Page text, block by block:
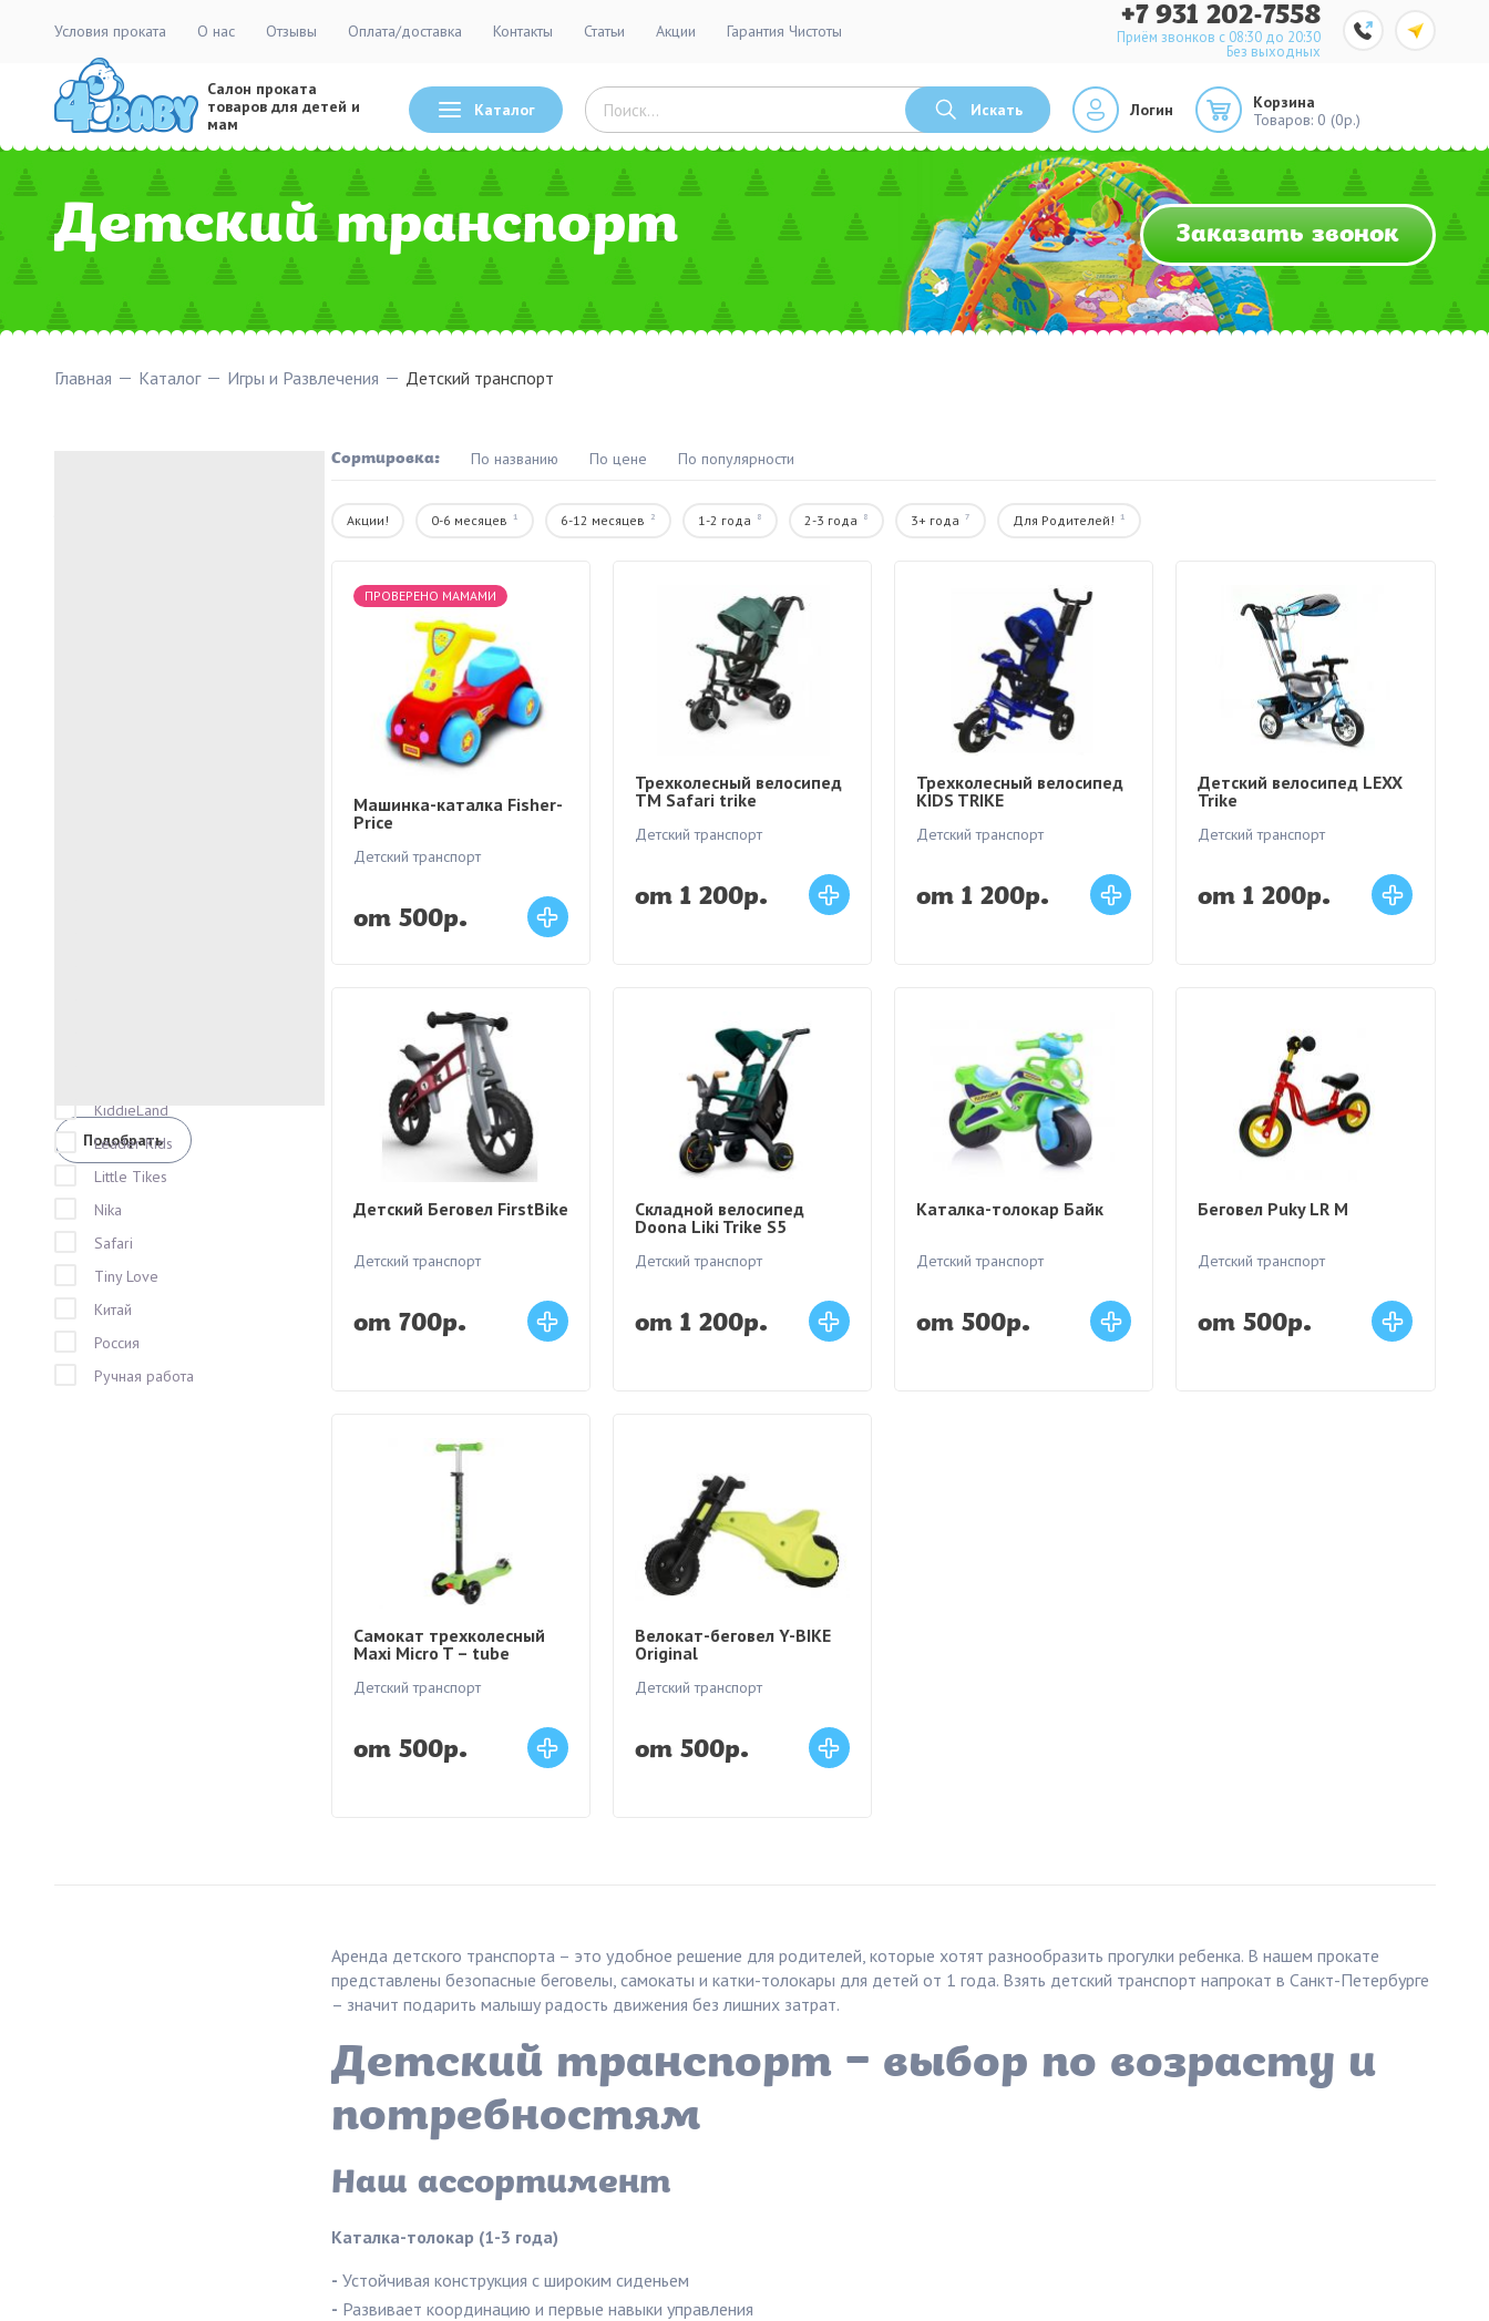
Условия проката О нас Отзывы Оплата/доставка Контакты Статьи Акции Гарантия Чистоты +7 931 202-7558
Приём звонков с 08:30 до 20:30
Без выходных
Салон проката
товаров для детей и
мам
Каталог Искать Логин
Корзина
Товаров: 0 (0р.)
Детский транспорт Заказать звонок
Главная Каталог Игры и Развлечения Детский транспорт
KiddieLand
Leader Kids
Little Tikes
Nika
Safari
Tiny Love
Китай
Россия
Ручная работа
Сортировка: По названию По цене По популярности
Акции! 0-6 месяцев 1 6-12 месяцев 2 1-2 года 8 2-3 года 8 3+ года 7 Для Родителей! 1
ПРОВЕРЕНО МАМАМИ
Машинка-каталка Fisher-
Price
Детский транспорт
от 500р.
Трехколесный велосипед
ТМ Safari trike
Детский транспорт
от 1 200р.
Трехколесный велосипед
KIDS TRIKE
Детский транспорт
от 1 200р.
Детский велосипед LEXX
Trike
Детский транспорт
от 1 200р.
Детский Беговел FirstBike
Детский транспорт
от 700р.
Складной велосипед
Doona Liki Trike S5
Детский транспорт
от 1 200р.
Каталка-толокар Байк
Детский транспорт
от 500р.
Беговел Puky LR M
Детский транспорт
от 500р.
Самокат трехколесный
Maxi Micro T – tube
Детский транспорт
от 500р.
Велокат-беговел Y-BIKE
Original
Детский транспорт
от 500р.
Аренда детского транспорта – это удобное решение для родителей, которые хотят разнообразить прогулки ребенка. В нашем прокате
представлены безопасные беговелы, самокаты и катки-толокары для детей от 1 года. Взять детский транспорт напрокат в Санкт-Петербурге
– значит подарить малышу радость движения без лишних затрат.
Детский транспорт – выбор по возрасту и
потребностям
Наш ассортимент
Каталка-толокар (1-3 года)
- Устойчивая конструкция с широким сиденьем
- Развивает координацию и первые навыки управления